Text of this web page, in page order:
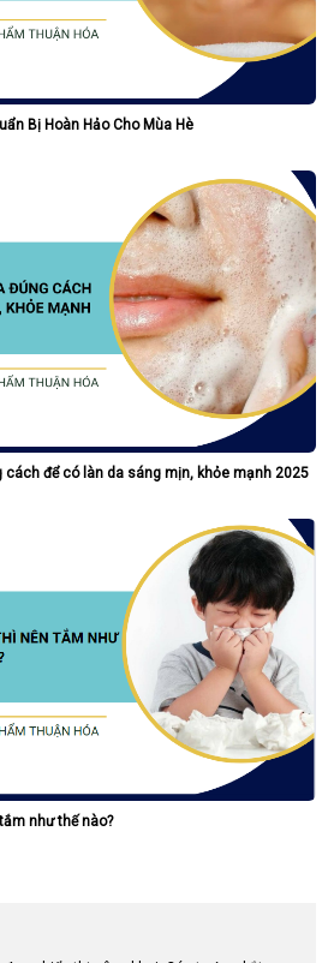
Bị Hoàn Hảo Cho Mùa Hè
để có làn da sáng mịn, khỏe mạnh 2025
như thế nào?